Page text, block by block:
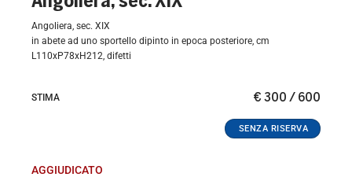
Angoliera, sec. XIX
in abete ad uno sportello dipinto in epoca posteriore, cm
L110xP78xH212, difetti
€ 300 / 600
STIMA
AGGIUDICATO